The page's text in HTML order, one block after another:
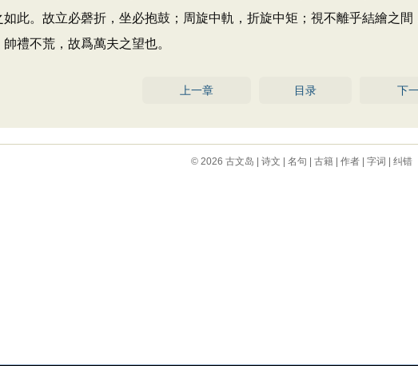
此。故立必磬折，坐必抱鼓；周旋中軌，折旋中矩；視不離乎結繪之
禮不荒，故爲萬夫之望也。
上一章 目录 下
© 2026 古文岛 诗文 名句 古籍| 作者| 字词 纠错